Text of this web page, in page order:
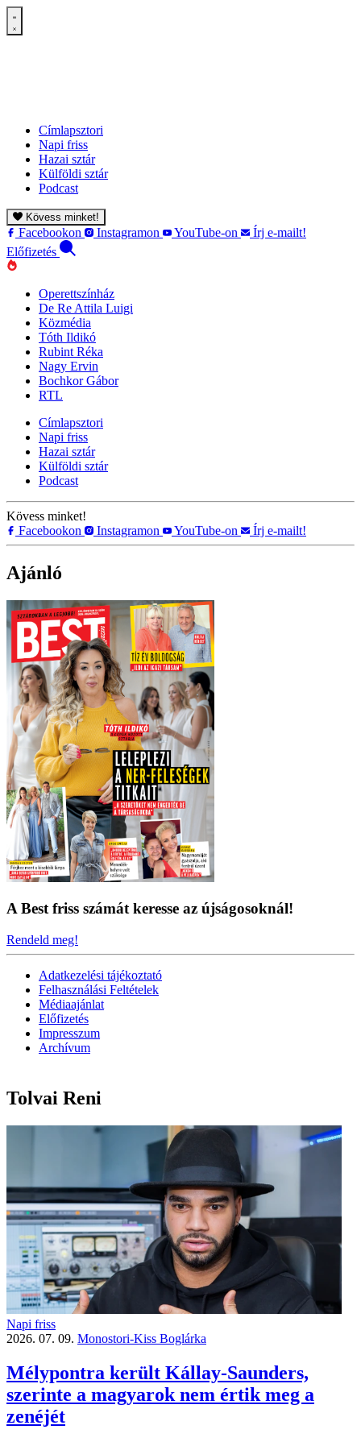
Címlapsztori
Napi friss
Hazai sztár
Külföldi sztár
Podcast
Kövess minket!
Facebookon Instagramon YouTube-on
Írj e-mailt!
Előfizetés
Operettszínház
De Re Attila Luigi
Közmédia
Tóth Ildikó
Rubint Réka
Nagy Ervin
Bochkor Gábor
RTL
Címlapsztori
Napi friss
Hazai sztár
Külföldi sztár
Podcast
Kövess minket!
Facebookon
Instagramon YouTube-on Írj e-mailt!
Ajánló
A Best friss számát keresse az újságosoknál!
Rendeld meg!
Adatkezelési tájékoztató
Felhasználási Feltételek
Médiaajánlat
Előfizetés
Impresszum
Archívum
Tolvai Reni
Napi friss
2026. 07. 09. Monostori-Kiss Boglárka
Mélypontra került Kállay-Saunders,
szerinte a magyarok nem értik meg a
zenéjét